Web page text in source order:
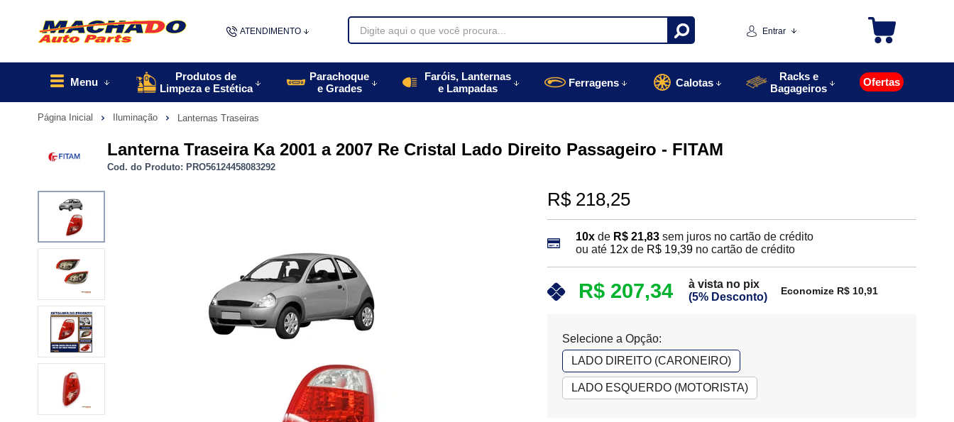
ATENDIMENTO
48996770085
Entrar
Menu
Produtos de
Limpeza e Estética
Parachoque
e Grades
Faróis, Lanternas
e Lampadas
Ferragens Calotas
Racks e
Bagageiros
Ofertas
Página Inicial Iluminação Lanternas Traseiras
Lanterna Traseira Ka 2001 a 2007 Re Cristal Lado Direito Passageiro - FITAM
Cod. do Produto: PRO56124458083292
R$ 218,25
10x de R$ 21,83 sem juros no cartão de crédito
ou até 12x de R$ 19,39 no cartão de crédito
R$ 207,34
à vista no pix
(5% Desconto)
Economize R$ 10,91
Selecione a Opção:
LADO DIREITO (CARONEIRO)
LADO ESQUERDO (MOTORISTA)